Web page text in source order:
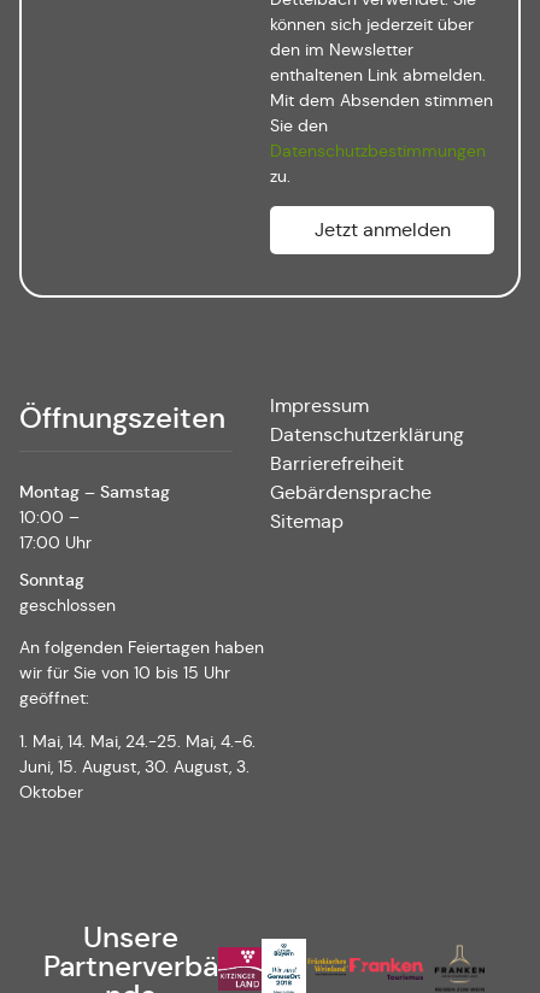
können sich jederzeit über
den im Newsletter
enthaltenen Link abmelden.
Mit dem Absenden stimmen
Sie den
Datenschutzbestimmungen
zu.
Öffnungszeiten
Montag – Samstag
10:00 –
17:00 Uhr
Sonntag
geschlossen
An folgenden Feiertagen haben
wir für Sie von 10 bis 15 Uhr
geöffnet:
1. Mai, 14. Mai, 24.-25. Mai, 4.-6.
Juni, 15. August, 30. August, 3.
Oktober
Impressum
Datenschutzerklärung
Barrierefreiheit
Gebärdensprache
Sitemap
Unsere
Partnerverbä